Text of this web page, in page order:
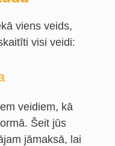
viens veids,
visi veidi:
veidiem, kā
Šeit jūs
jāmaksā, lai